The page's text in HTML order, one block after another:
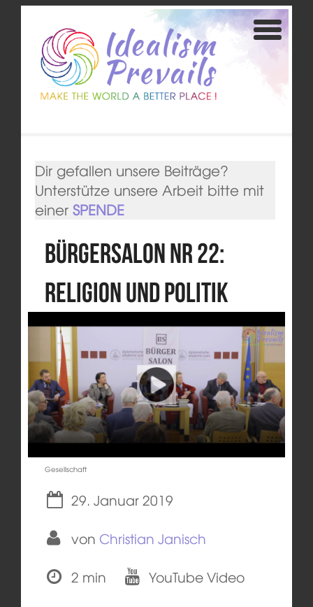
Dir gefallen unsere Beiträge?
Unterstütze unsere Arbeit bitte mit
einer SPENDE
Bürgersalon Nr 22:
Religion und Politik
Gesellschaft
29. Januar 2019
von Christian Janisch
2 min
YouTube Video